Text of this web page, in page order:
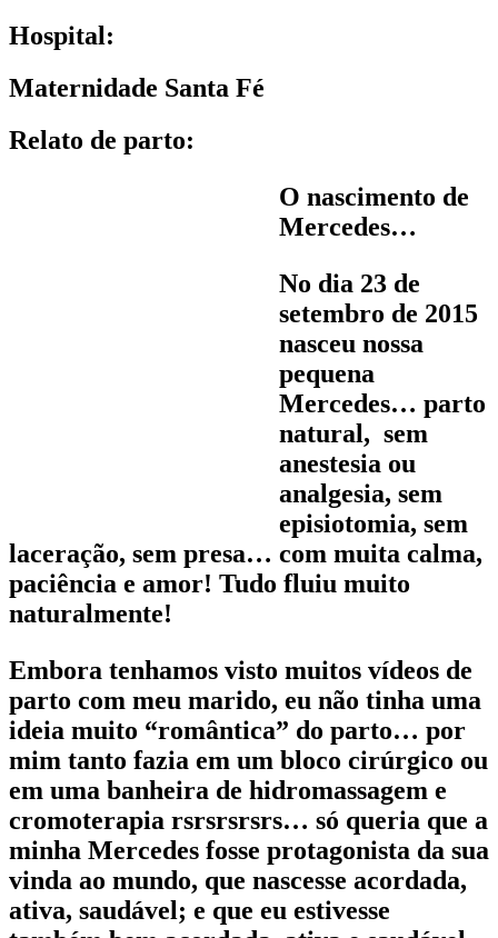
Hospital:
Maternidade Santa Fé
Relato de parto:
O nascimento de
Mercedes…
No dia 23 de
setembro de 2015
nasceu nossa
pequena
Mercedes… parto
natural, sem
anestesia ou
analgesia, sem
episiotomia, sem
laceração, sem presa… com muita calma,
paciência e amor! Tudo fluiu muito
naturalmente!
Embora tenhamos visto muitos vídeos de
parto com meu marido, eu não tinha uma
ideia muito “romântica” do parto… por
mim tanto fazia em um bloco cirúrgico ou
em uma banheira de hidromassagem e
cromoterapia rsrsrsrsrs… só queria que a
minha Mercedes fosse protagonista da sua
vinda ao mundo, que nascesse acordada,
ativa, saudável; e que eu estivesse